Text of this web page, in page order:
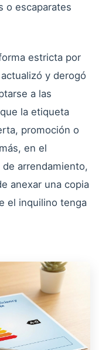
o escaparates
estricta por
y derogó
a las
la etiqueta
promoción o
en el
arrendamiento,
anexar una copia
el inquilino tenga